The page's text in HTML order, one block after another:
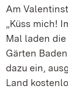
Am
„Küss mich!
Mal laden
Gärten
dazu ein,
Land